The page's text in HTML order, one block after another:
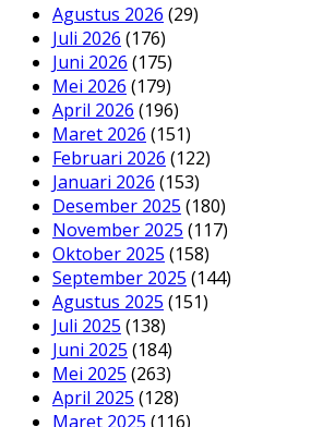
Agustus 2026 (29)
Juli 2026 (176)
Juni 2026 (175)
Mei 2026 (179)
April 2026 (196)
Maret 2026 (151)
Februari 2026 (122)
Januari 2026 (153)
Desember 2025 (180)
November 2025 (117)
Oktober 2025 (158)
September 2025 (144)
Agustus 2025 (151)
Juli 2025 (138)
Juni 2025 (184)
Mei 2025 (263)
April 2025 (128)
Maret 2025 (116)